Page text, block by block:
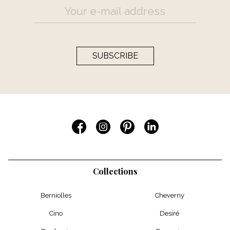
SUBSCRIBE
Collections
Berniolles Cheverny
Cino Desiré